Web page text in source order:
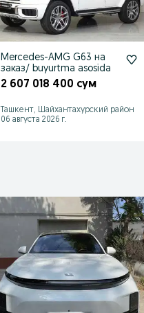
Mercedes-AMG G63 на
заказ/ buyurtma asosida
2 607 018 400 сум
Ташкент, Шайхантахурский район
06 августа 2026 г.